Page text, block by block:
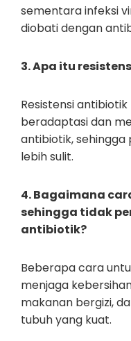
sementara infeksi
diobati dengan
3. Apa itu
Resistensi
beradaptasi dan
antibiotik,
lebih sulit.
4. Bagaimana
sehingga tidak
antibiotik?
Beberapa cara
menjaga
makanan bergizi,
tubuh yang kuat.